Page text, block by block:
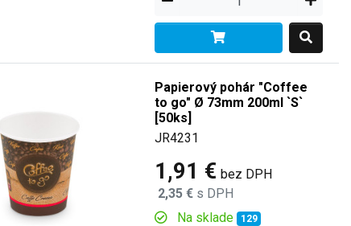
Papierový pohár "Coffee
to go" Ø 73mm 200ml `S`
[50ks]
JR4231
1,91 € bez DPH
2,35 € s DPH
Na sklade
129